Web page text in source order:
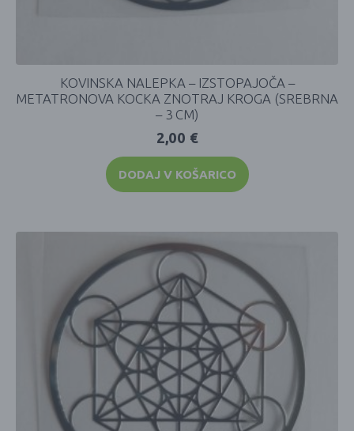
KOVINSKA NALEPKA – IZSTOPAJOČA –
METATRONOVA KOCKA ZNOTRAJ KROGA (SREBRNA
– 3 CM)
2,00 €
DODAJ V KOŠARICO